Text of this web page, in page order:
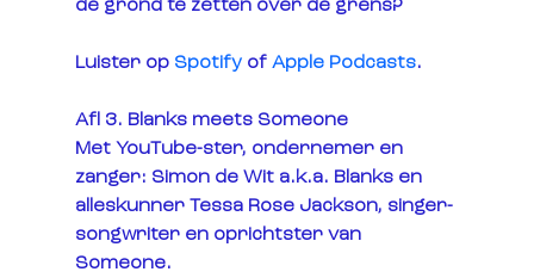
de grond te zetten over de grens?
Luister op Spotify of Apple Podcasts.
Afl 3. Blanks meets Someone
Met YouTube-ster, ondernemer en
zanger: Simon de Wit a.k.a. Blanks en
alleskunner Tessa Rose Jackson, singer-
songwriter en oprichtster van
Someone.